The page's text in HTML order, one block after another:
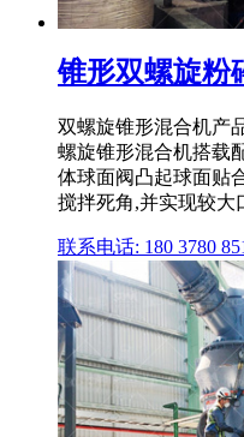
锥形双螺旋粉
双螺旋锥形混合机产
螺旋锥形混合机搭载
体球面阀凸起球面贴
搅拌死角,并实现较大
联系电话: 180 3780